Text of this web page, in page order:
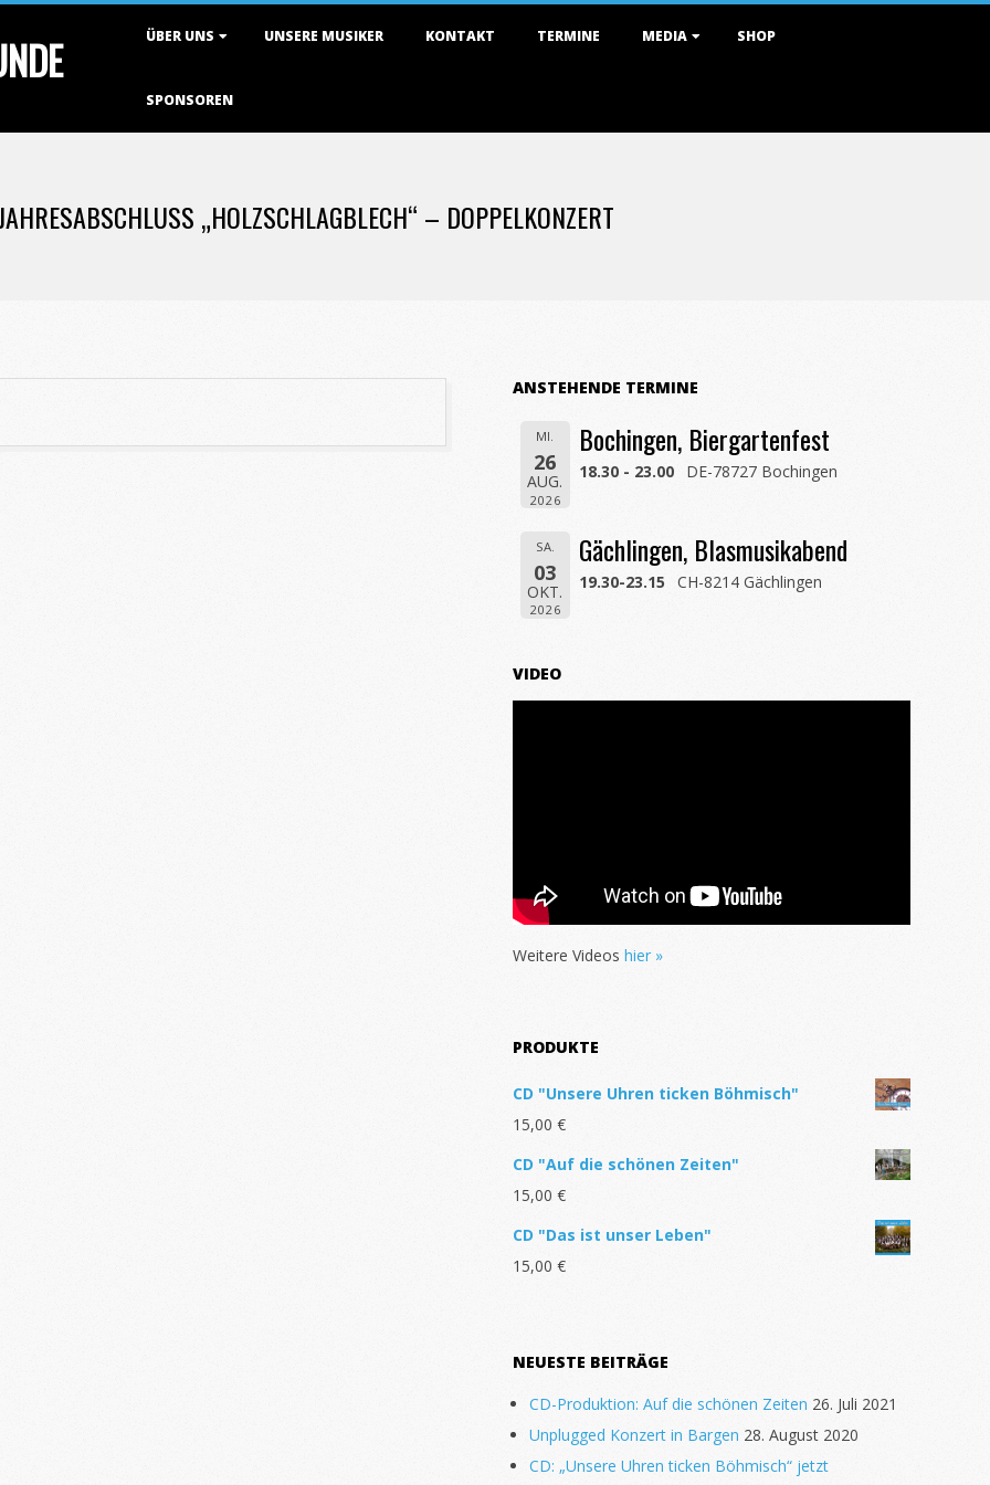
ÜBER UNS UNSERE MUSIKER KONTAKT TERMINE MEDIA SHOP
SPONSOREN
„HOLZSCHLAGBLECH“ – DOPPELKONZERT
ANSTEHENDE TERMINE
MI.
26
AUG.
2026
Bochingen, Biergartenfest
18.30 - 23.00 DE-78727 Bochingen
SA.
03
OKT.
2026
Gächlingen, Blasmusikabend
19.30-23.15 CH-8214 Gächlingen
VIDEO
Weitere Videos hier »
PRODUKTE
CD "Unsere Uhren ticken Böhmisch"
15,00 €
CD "Auf die schönen Zeiten"
15,00 €
CD "Das ist unser Leben"
15,00 €
NEUESTE BEITRÄGE
CD-Produktion: Auf die schönen Zeiten 26. Juli 2021
Unplugged Konzert in Bargen 28. August 2020
CD: „Unsere Uhren ticken Böhmisch“ jetzt